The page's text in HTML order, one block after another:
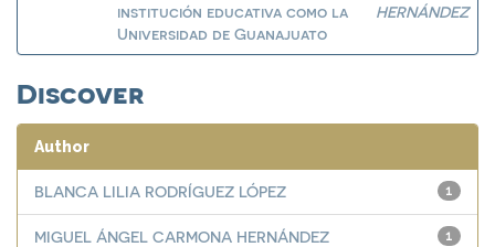
institución educativa como la
Universidad de Guanajuato
HERNÁNDEZ
Discover
Author
1
BLANCA LILIA RODRÍGUEZ LÓPEZ
1
MIGUEL ÁNGEL CARMONA HERNÁNDEZ